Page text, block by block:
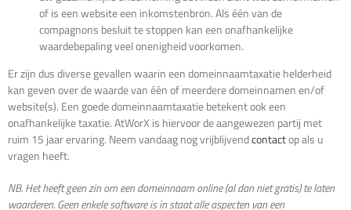
of is een website een inkomstenbron. Als één van de
compagnons besluit te stoppen kan een onafhankelijke
waardebepaling veel onenigheid voorkomen.
Er zijn dus diverse gevallen waarin een domeinnaamtaxatie helderheid
kan geven over de waarde van één of meerdere domeinnamen en/of
website(s). Een goede domeinnaamtaxatie betekent ook een
onafhankelijke taxatie. AtWorX is hiervoor de aangewezen partij met
ruim 15 jaar ervaring. Neem vandaag nog vrijblijvendcontactop als u
vragen heeft.
NB. Het heeft geen zin om een domeinnaam online (al dan niet gratis) te laten
waarderen. Geen enkele software is in staat alle aspecten van een